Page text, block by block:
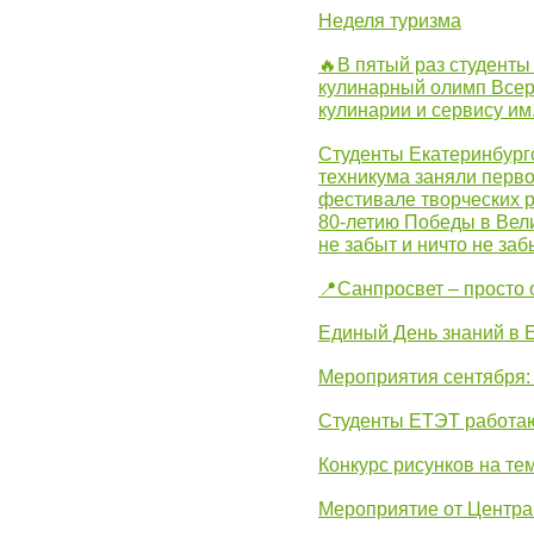
Неделя туризма
🔥В пятый раз
кулинарный олимп
кулинарии и сервису
Студенты
техникума заняли
фестивале
80-летию Победы в
не забыт и ничто не
📍Санпросвет –
Единый День знаний в
Мероприятия
Студенты ЕТЭТ
Конкурс рисунков на
Мероприятие от